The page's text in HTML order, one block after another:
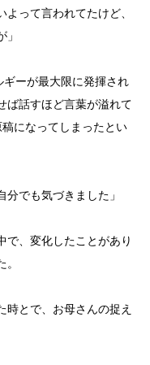
よって言われてたけど、
ーが最大限に発揮され
ば話すほど言葉が溢れて
になってしまったとい
分でも気づきました」
で、変化したことがあり
時とで、お母さんの捉え